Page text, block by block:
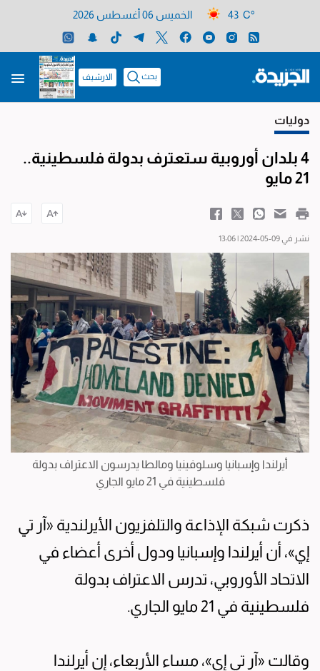
43 C° الخميس 06 أغسطس 2026
بحث الارشيف
دوليات
4 بلدان أوروبية ستعترف بدولة فلسطينية..
21 مايو
نشر في 09-05-2024 | 13:06
أيرلندا وإسبانيا وسلوفينيا ومالطا يدرسون الاعتراف بدولة
فلسطينية في 21 مايو الجاري
ذكرت شبكة الإذاعة والتلفزيون الأيرلندية «آر تي
إي»، أن أيرلندا وإسبانيا ودول أخرى أعضاء في
الاتحاد الأوروبي، تدرس الاعتراف بدولة
فلسطينية في 21 مايو الجاري.
وقالت «آر تي إي»، مساء الأربعاء، إن أيرلندا